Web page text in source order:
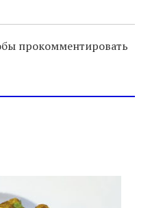
прокомментировать